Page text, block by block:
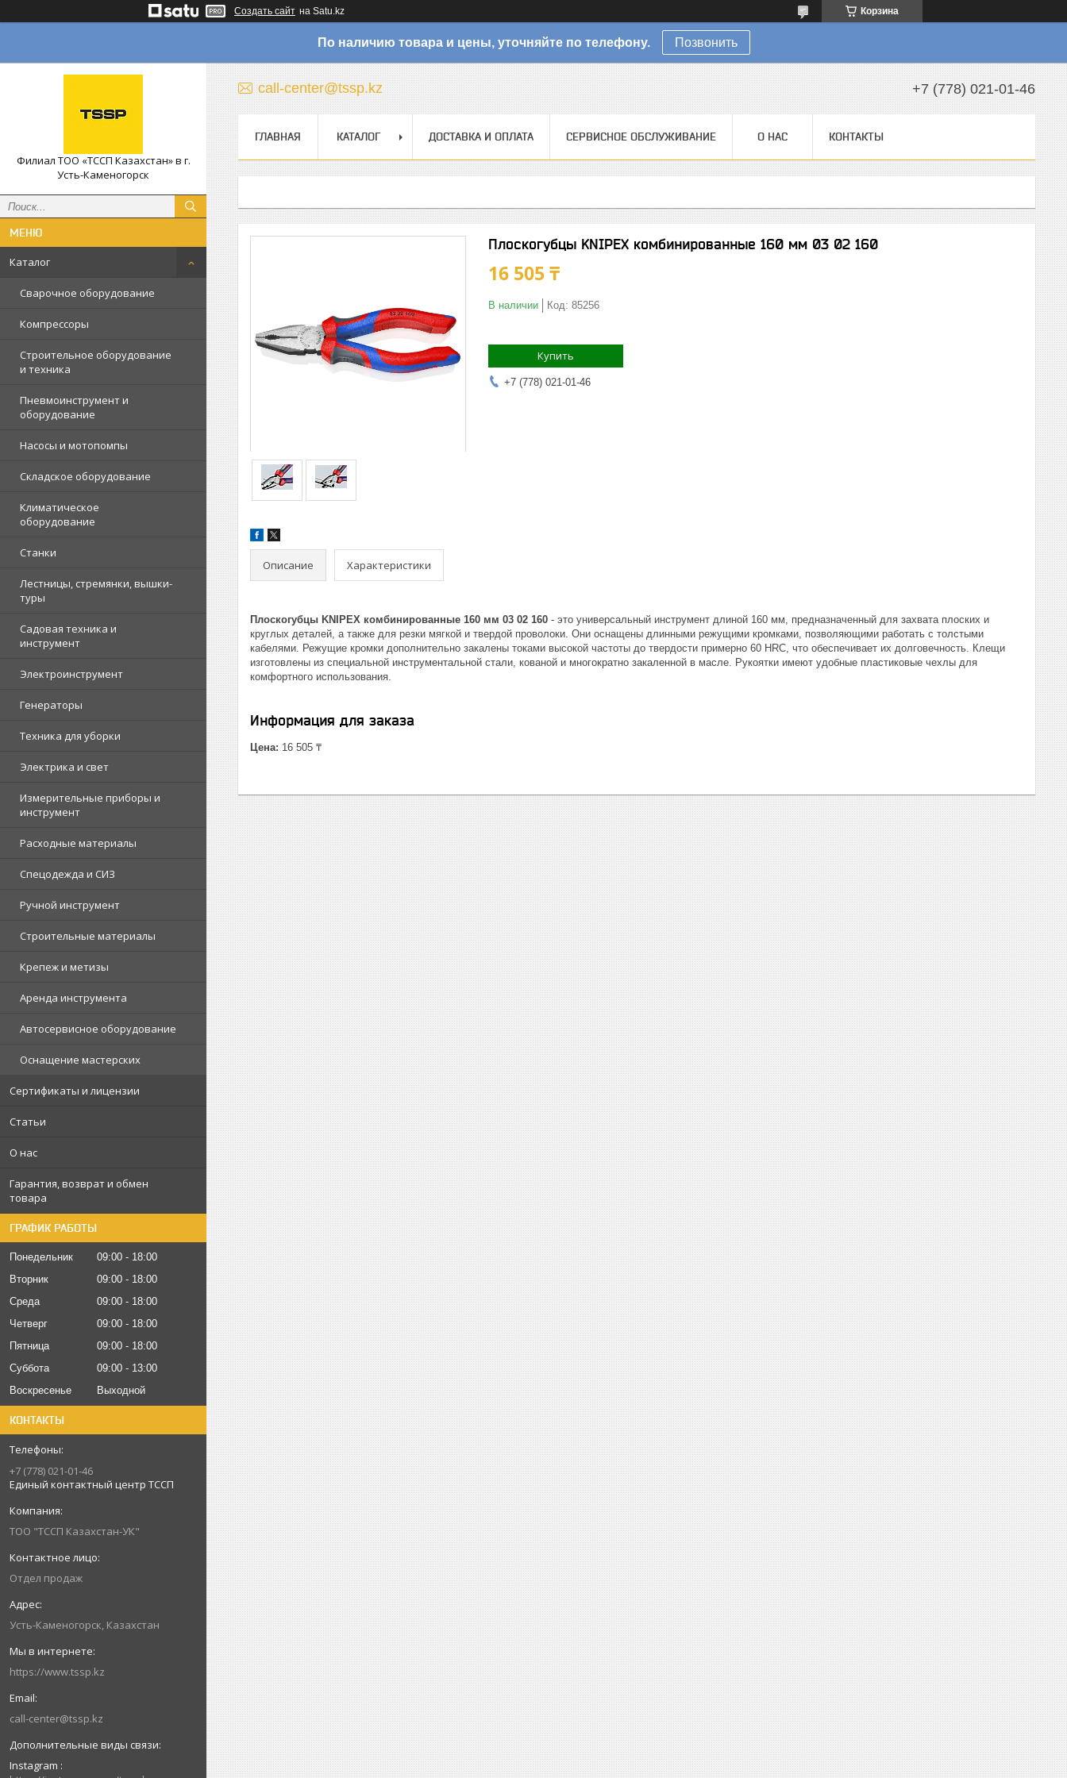
Создать сайт на Satu.kz Корзина
По наличию товара и цены, уточняйте по телефону. Позвонить
Филиал ТОО «ТССП Казахстан» в г.
Усть-Каменогорск
Каталог
Сварочное оборудование
Компрессоры
Строительное оборудование
и техника
Пневмоинструмент и
оборудование
Насосы и мотопомпы
Складское оборудование
Климатическое
оборудование
Станки
Лестницы, стремянки, вышки-
туры
Садовая техника и
инструмент
Электроинструмент
Генераторы
Техника для уборки
Электрика и свет
Измерительные приборы и
инструмент
Расходные материалы
Спецодежда и СИЗ
Ручной инструмент
Строительные материалы
Крепеж и метизы
Аренда инструмента
Автосервисное оборудование
Оснащение мастерских
Сертификаты и лицензии
Статьи
О нас
Гарантия, возврат и обмен
товара
ГРАФИК РАБОТЫ
Понедельник 09:00
18:00
Вторник
09:00
18:00
Среда
09:00
18:00
Четверг
09:00
18:00
Пятница
09:00
18:00
Суббота
09:00
13:00
Воскресенье
Выходной
КОНТАКТЫ
+7 (778) 021-01-46
Единый контактный центр ТССП
ТОО "ТССП Казахстан-УК"
Отдел продаж
Усть-Каменогорск, Казахстан
https://www.tssp.kz
call-center@tssp.kz
Instagram
call-center@tssp.kz +7 (778) 021-01-46
ГЛАВНАЯ КАТАЛОГ ДОСТАВКА И ОПЛАТА СЕРВИСНОЕ ОБСЛУЖИВАНИЕ О НАС КОНТАКТЫ
Плоскогубцы KNIPEX комбинированные 160 мм 03 02 160
16 505 ₸
В наличии Код: 85256
Купить
+7 (778) 021-01-46
Описание Характеристики
Плоскогубцы KNIPEX комбинированные 160 мм 03 02 160 - это универсальный инструмент длиной 160 мм, предназначенный для захвата плоских и
круглых деталей, а также для резки мягкой и твердой проволоки. Они оснащены длинными режущими кромками, позволяющими работать с толстыми
кабелями. Режущие кромки дополнительно закалены токами высокой частоты до твердости примерно 60 HRC, что обеспечивает их долговечность. Клещи
изготовлены из специальной инструментальной стали, кованой и многократно закаленной в масле. Рукоятки имеют удобные пластиковые чехлы для
комфортного использования.
Информация для заказа
Цена: 16 505 ₸